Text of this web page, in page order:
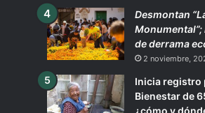
Desmontan
de derrama
2 noviembre,
Inicia registro
Bienestar de
¿cómo y